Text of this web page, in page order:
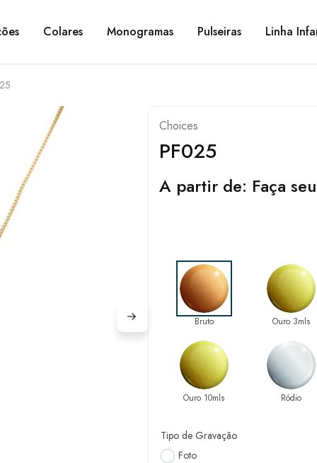
Colares Monogramas Pulseiras Linha
Choices
PF025
A partir de: Faça
Bruto Ouro 3mls
Ouro 10mls Ródio
Tipo de Gravação
Foto